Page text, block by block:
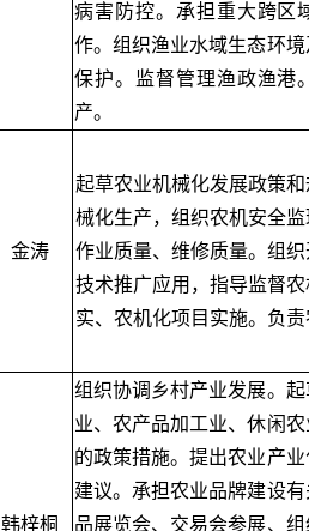
病害防控。承担重大跨区
作。组织渔业水域生态环境
保护。监督管理渔政渔港
产。
金涛
起草农业机械化发展政策和
械化生产，组织农机安全监
作业质量、维修质量。组织
技术推广应用，指导监督农
实、农机化项目实施。负责
韩梓桐
组织协调乡村产业发展。起
业、农产品加工业、休闲农
的政策措施。提出农业产业
建议。承担农业品牌建设有
品展览会、交易会参展、组